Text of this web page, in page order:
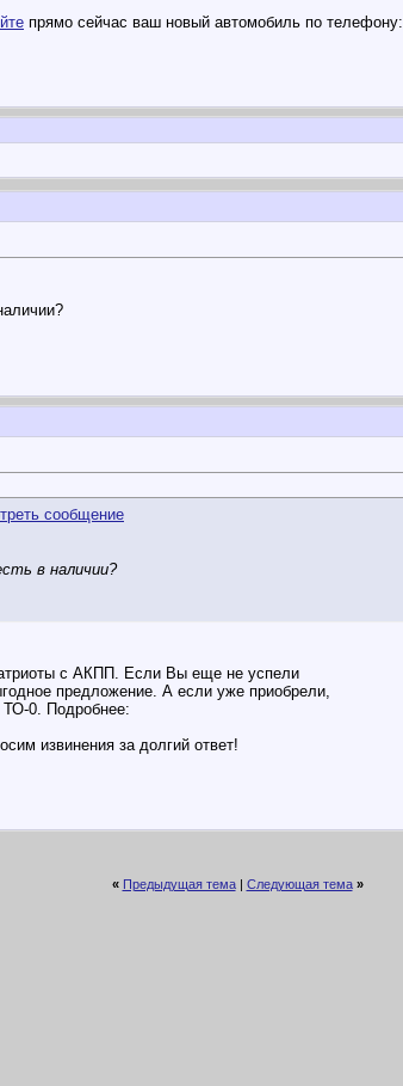
прямо сейчас ваш новый автомобиль по телефону:
в наличии?
с АКПП. Если Вы еще не успели
предложение. А если уже приобрели,
ТО-0. Подробнее:
извинения за долгий ответ!
« Предыдущая тема| Следующая тема »